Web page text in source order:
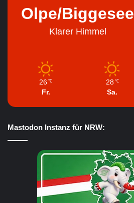
Olpe/Biggesee
Klarer Himmel
26 ℃
Fr.
28 ℃
Sa.
Mastodon Instanz für NRW: